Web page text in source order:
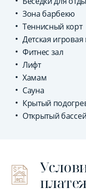
Зона барбекю
Теннисный корт
Детская
Фитнес зал
Лифт
Хамам
Сауна
Крытый
Открытый